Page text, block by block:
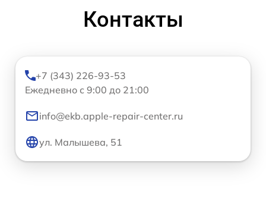
Контакты
+7 (343) 226-93-53
Ежедневно с 9:00 до 21:00
info@ekb.apple-repair-center.ru
ул. Малышева, 51